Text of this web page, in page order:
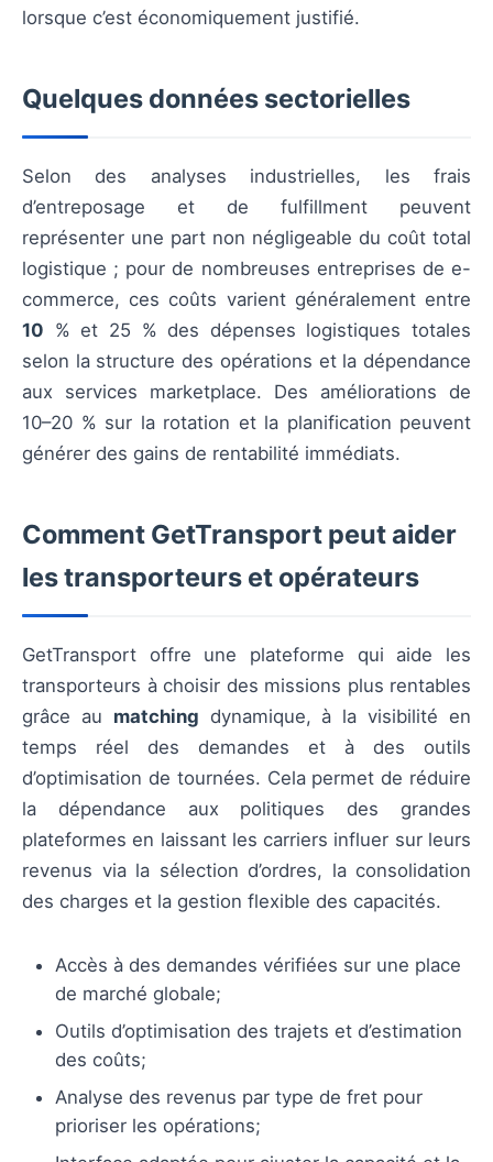
lorsque c’est économiquement justifié.
Quelques données sectorielles
Selon des analyses industrielles, les frais
d’entreposage et de fulfillment peuvent
représenter une part non négligeable du coût total
logistique ; pour de nombreuses entreprises de e-
commerce, ces coûts varient généralement entre
10 % et 25 % des dépenses logistiques totales
selon la structure des opérations et la dépendance
aux services marketplace. Des améliorations de
10–20 % sur la rotation et la planification peuvent
générer des gains de rentabilité immédiats.
Comment GetTransport peut aider
les transporteurs et opérateurs
GetTransport offre une plateforme qui aide les
transporteurs à choisir des missions plus rentables
grâce au matching dynamique, à la visibilité en
temps réel des demandes et à des outils
d’optimisation de tournées. Cela permet de réduire
la dépendance aux politiques des grandes
plateformes en laissant les carriers influer sur leurs
revenus via la sélection d’ordres, la consolidation
des charges et la gestion flexible des capacités.
Accès à des demandes vérifiées sur une place
de marché globale;
Outils d’optimisation des trajets et d’estimation
des coûts;
Analyse des revenus par type de fret pour
prioriser les opérations;